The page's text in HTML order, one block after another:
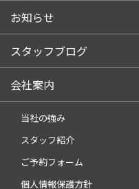
お知らせ
スタッフブログ
会社案内
当社の強み
スタッフ紹介
ご予約フォーム
個人情報保護方針